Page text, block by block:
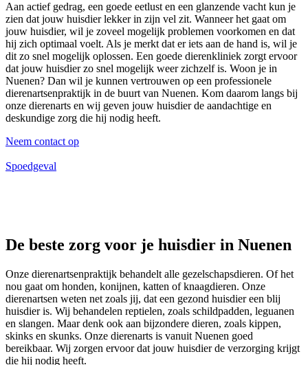
Aan actief gedrag, een goede eetlust en een glanzende vacht kun je
zien dat jouw huisdier lekker in zijn vel zit. Wanneer het gaat om
jouw huisdier, wil je zoveel mogelijk problemen voorkomen en dat
hij zich optimaal voelt. Als je merkt dat er iets aan de hand is, wil je
dit zo snel mogelijk oplossen. Een goede dierenkliniek zorgt ervoor
dat jouw huisdier zo snel mogelijk weer zichzelf is. Woon je in
Nuenen? Dan wil je kunnen vertrouwen op een professionele
dierenartsenpraktijk in de buurt van Nuenen. Kom daarom langs bij
onze dierenarts en wij geven jouw huisdier de aandachtige en
deskundige zorg die hij nodig heeft.
Neem contact op
Spoedgeval
De beste zorg voor je huisdier in Nuenen
Onze dierenartsenpraktijk behandelt alle gezelschapsdieren. Of het
nou gaat om honden, konijnen, katten of knaagdieren. Onze
dierenartsen weten net zoals jij, dat een gezond huisdier een blij
huisdier is. Wij behandelen reptielen, zoals schildpadden, leguanen
en slangen. Maar denk ook aan bijzondere dieren, zoals kippen,
skinks en skunks. Onze dierenarts is vanuit Nuenen goed
bereikbaar. Wij zorgen ervoor dat jouw huisdier de verzorging krijgt
die hij nodig heeft.